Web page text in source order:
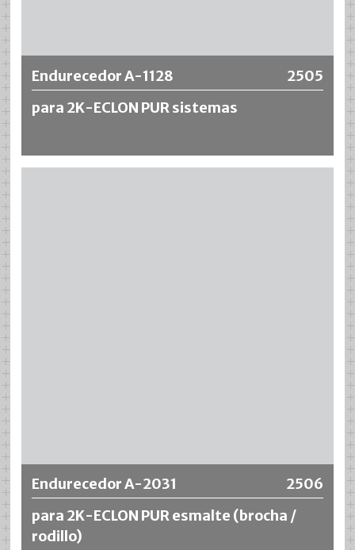
2505
Endurecedor A-1128
para 2K-ECLON PUR sistemas
2506
Endurecedor A-2031
para 2K-ECLON PUR esmalte (brocha /
rodillo)